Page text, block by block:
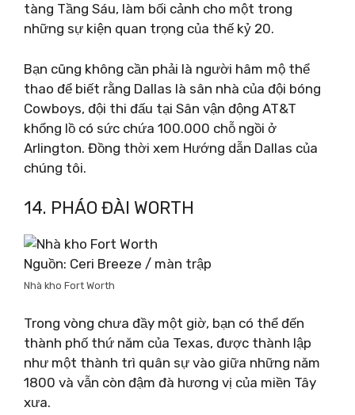
tàng Tầng Sáu, làm bối cảnh cho một trong
những sự kiện quan trọng của thế kỷ 20.
Bạn cũng không cần phải là người hâm mộ thể
thao để biết rằng Dallas là sân nhà của đội bóng
Cowboys, đội thi đấu tại Sân vận động AT&T
khổng lồ có sức chứa 100.000 chỗ ngồi ở
Arlington. Đồng thời xem Hướng dẫn Dallas của
chúng tôi.
14. PHÁO ĐÀI WORTH
Nguồn: Ceri Breeze / màn trập
Nhà kho Fort Worth
Trong vòng chưa đầy một giờ, bạn có thể đến
thành phố thứ năm của Texas, được thành lập
như một thành trì quân sự vào giữa những năm
1800 và vẫn còn đậm đà hương vị của miền Tây
xưa.